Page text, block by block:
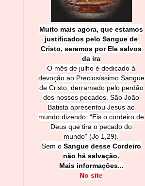
Muito mais agora, que estamos
justificados pelo Sangue de
Cristo, seremos por Ele salvos
da ira
O mês de julho é dedicado à
devoção ao Preciosíssimo Sangue
de Cristo, derramado pelo perdão
dos nossos pecados. São João
Batista apresentou Jesus ao
mundo dizendo: “Eis o cordeiro de
Deus que tira o pecado do
mundo” (Jo 1,29).
Sem o Sangue desse Cordeiro
não há salvação.
Mais informações...
No site